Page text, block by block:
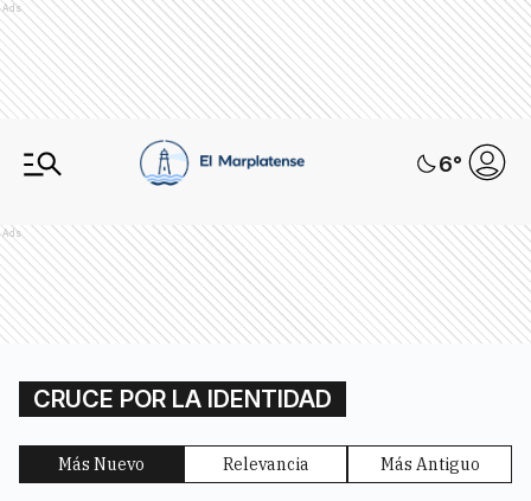
Ads
6°
Ads
CRUCE POR LA IDENTIDAD
Más Nuevo Relevancia Más Antiguo